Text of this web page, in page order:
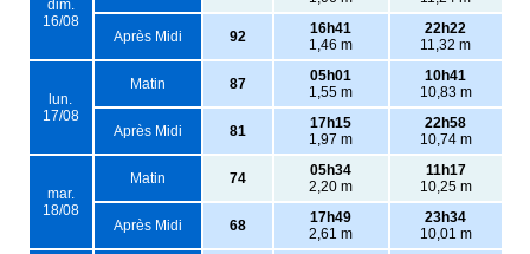
dim.
16/08
Après Midi 92
16h41
1,46 m
22h22
11,32 m
lun.
17/08
Matin 87
05h01
1,55 m
10h41
10,83 m
Après Midi 81
17h15
1,97 m
22h58
10,74 m
mar.
18/08
Matin 74
05h34
2,20 m
11h17
10,25 m
Après Midi 68
17h49
2,61 m
23h34
10,01 m